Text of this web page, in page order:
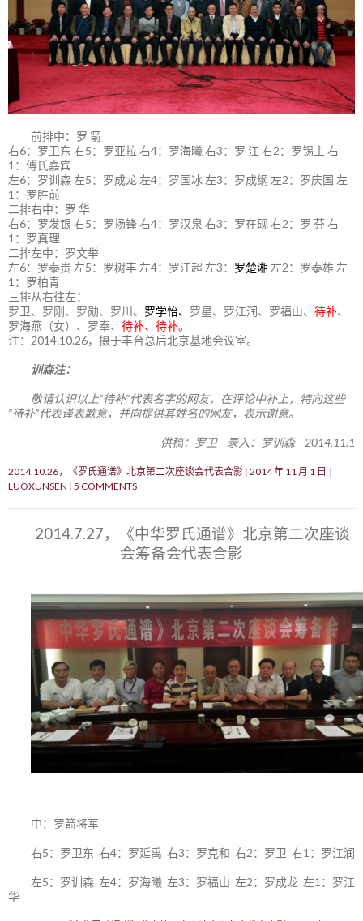
前排中：罗 箭
右6：罗卫东 右5：罗亚拉 右4：罗海曦 右3：罗 江 右2：罗锡主 右
1：傅氏嘉宾
左6：罗训森 左5：罗成龙 左4：罗国冰 左3：罗成纲 左2：罗庆国 左
1：罗胜前
二排右中：罗 华
右6：罗发银 右5：罗扬锋 右4：罗汉泉 右3：罗在砚 右2：罗 芬 右
1：罗真理
二排左中：罗文举
左6：罗泰贵 左5：罗树丰 左4：罗江超 左3： 罗楚湘 左2：罗泰雄 左
1：罗柏青
三排从右往左：
罗卫、罗刚、罗勋、罗川 、 罗学怡、 罗星、罗江润、罗福山、 待补、
罗海燕（女）、罗奉、 待补、待补。
注：2014.10.26，摄于丰台总后北京基地会议室。
训森注：
敬请认识以上“待补”代表名字的网友，在评论中补上，特向这些
“待补”代表谨表歉意，并向提供其姓名的网友，表示谢意。
供稿：罗卫 录入：罗训森 2014.11.1
2014.10.26，《罗氏通谱》北京第二次座谈会代表合影 2014 年 11 月 1 日
LUOXUNSEN 5 COMMENTS
2014.7.27，《中华罗氏通谱》北京第二次座谈
会筹备会代表合影
中：罗箭将军
右5：罗卫东 右4：罗延禹 右3：罗克和 右2：罗卫 右1：罗江润
左5：罗训森 左4：罗海曦 左3：罗福山 左2：罗成龙 左1：罗江
华